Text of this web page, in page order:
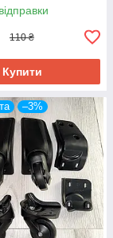
110 ₴
Купити
–3%